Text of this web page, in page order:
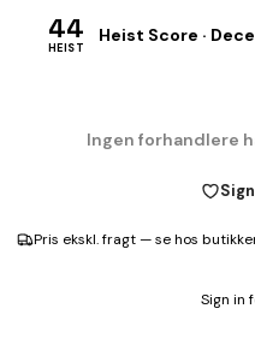
44
HEIST
Heist Score ·
Ingen forhandlere
Pris ekskl. fragt — se hos
Sign in